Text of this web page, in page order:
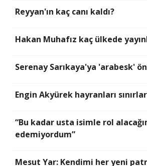
Reyyan'ın kaç canı kaldı?
Hakan Muhafız kaç ülkede
Serenay Sarıkaya'ya 'arabesk'
Engin Akyürek hayranları
“Bu kadar usta isimle rol
edemiyordum”
Mesut Yar: Kendimi her yeni